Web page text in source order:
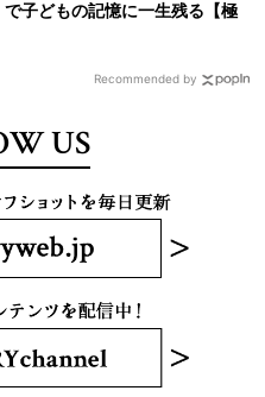
で子どもの記憶に一生残る【極
Recommended by
US